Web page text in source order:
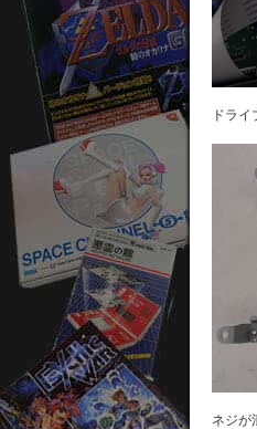
ドラ
ネジが